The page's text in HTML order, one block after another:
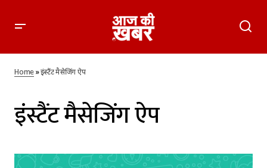
Home»इंस्टैंट मैसेजिंग ऐप
इंस्टैंट मैसेजिंग ऐप